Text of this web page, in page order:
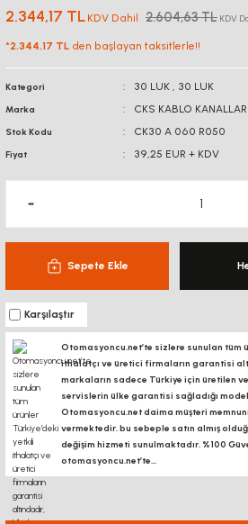
2.344,17 TL KDV Dahil 2.604,63 TL KDV
*2.344,17 TL den başlayan taksitlerle!!
Kategori 30 LUK , 30 LUK
Marka CKS KABLO KANALLARI
Stok Kodu CK30 A 060 R050
Fiyat 39,25 EUR + KDV
Sepete Ekle
Karşılaştır
Otomasyoncu.net’te sizlere sunulan tüm
ithalatçı ve üretici firmaların garantisi
markaların sadece Türkiye için üretilen
servislerin ülke garantisi sağladığı
Otomasyoncu.net daima müşteri
vermektedir. bu sebeple satın almış
değişim hizmeti sunulmaktadır. %100
otomasyoncu.net’te...